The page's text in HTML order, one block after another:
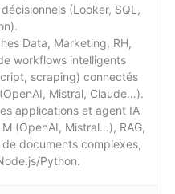
(Looker, SQL,
Data, Marketing, RH,
workflows intelligents
scraping) connectés
Mistral, Claude…).
applications et agent IA
(OpenAI, Mistral…), RAG,
documents complexes,
Python.